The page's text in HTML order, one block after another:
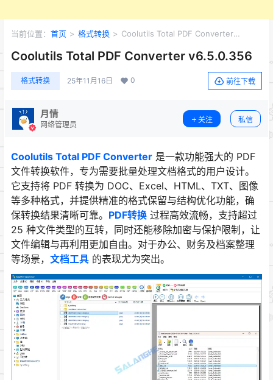
当前位置： 首页 > 格式转换 > Coolutils Total PDF Converter
Coolutils Total PDF Converter v6.5.0.356
格式转换 25年11月16日 0 前往下载
月情
网络管理员
关注 私信
Coolutils Total PDF Converter 是一款功能强大的 PDF
文件转换软件，专为需要批量处理文档格式的用户设计。
它支持将 PDF 转换为 DOC、Excel、HTML、TXT、图像
等多种格式，并提供精准的格式保留与结构优化功能，确
保转换结果清晰可靠。 PDF转换 过程高效流畅，支持超过
25 种文件类型的互转，同时还能移除加密与保护限制，让
文件编辑与再利用更加自由。对于办公、财务及档案整理
等场景， 文档工具 的表现尤为突出。